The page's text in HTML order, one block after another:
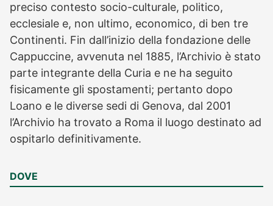
preciso contesto socio-culturale, politico,
ecclesiale e, non ultimo, economico, di ben tre
Continenti. Fin dall’inizio della fondazione delle
Cappuccine, avvenuta nel 1885, l’Archivio è stato
parte integrante della Curia e ne ha seguito
fisicamente gli spostamenti; pertanto dopo
Loano e le diverse sedi di Genova, dal 2001
l’Archivio ha trovato a Roma il luogo destinato ad
ospitarlo definitivamente.
DOVE